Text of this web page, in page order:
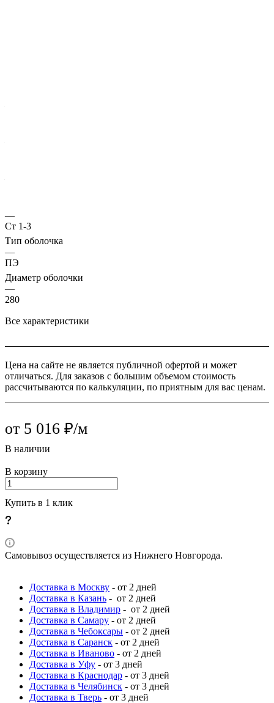
—
Ст 1-3
Тип оболочка
—
ПЭ
Диаметр оболочки
—
280
Все характеристики
Цена на сайте не является публичной офертой и может
отличаться. Для заказов с большим объемом стоимость
рассчитываются по калькуляции, по приятным для вас ценам.
от 5 016 ₽/м
В наличии
В корзину
Купить в 1 клик
Самовывоз осуществляется из Нижнего Новгорода.
Доставка в Москву - от 2 дней
Доставка в Казань - от 2 дней
Доставка в Владимир - от 2 дней
Доставка в Самару - от 2 дней
Доставка в Чебоксары - от 2 дней
Доставка в Саранск - от 2 дней
Доставка в Иваново - от 2 дней
Доставка в Уфу - от 3 дней
Доставка в Краснодар - от 3 дней
Доставка в Челябинск - от 3 дней
Доставка в Тверь - от 3 дней